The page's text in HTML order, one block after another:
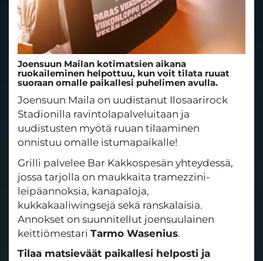
Joensuun Mailan kotimatsien aikana
ruokaileminen helpottuu, kun voit tilata ruuat
suoraan omalle paikallesi puhelimen avulla.
Joensuun Maila on uudistanut Ilosaarirock
Stadionilla ravintolapalveluitaan ja
uudistusten myötä ruuan tilaaminen
onnistuu omalle istumapaikalle!
Grilli palvelee Bar Kakkospesän yhteydessä,
jossa tarjolla on maukkaita tramezzini-
leipäannoksia, kanapaloja,
kukkakaaliwingsejä sekä ranskalaisia.
Annokset on suunnitellut joensuulainen
keittiömestari Tarmo Wasenius.
Tilaa matsieväät paikallesi helposti ja